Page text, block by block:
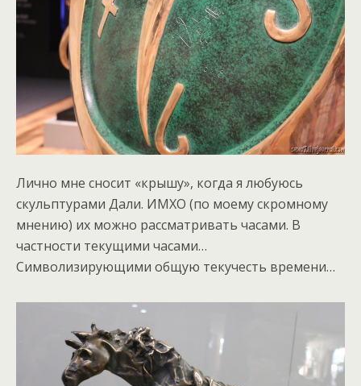
Лично мне сносит «крышу», когда я любуюсь
скульптурами Дали. ИМХО (по моему скромному
мнению) их можно рассматривать часами. В
частности текущими часами…
Символизирующими общую текучесть времени…